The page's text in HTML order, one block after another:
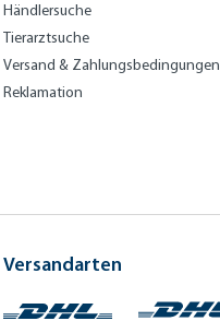
Händlersuche
Tierarztsuche
Versand & Zahlungsbedingungen
Reklamation
Versandarten